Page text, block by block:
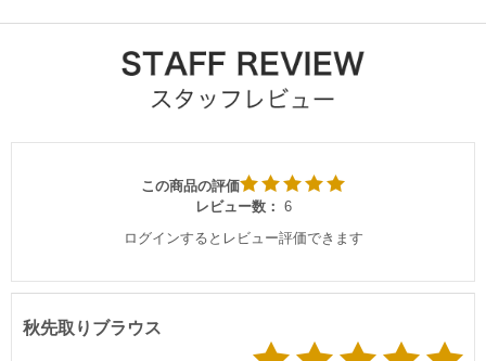
この商品の評価
レビュー数： 6
ログインするとレビュー評価できます
秋先取りブラウス